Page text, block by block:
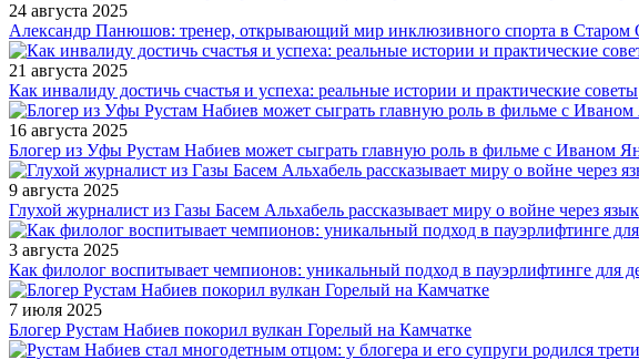
24 августа 2025
Александр Панюшов: тренер, открывающий мир инклюзивного спорта в Старом
21 августа 2025
Как инвалиду достичь счастья и успеха: реальные истории и практические советы
16 августа 2025
Блогер из Уфы Рустам Набиев может сыграть главную роль в фильме с Иваном
9 августа 2025
Глухой журналист из Газы Басем Альхабель рассказывает миру о войне через
3 августа 2025
Как филолог воспитывает чемпионов: уникальный подход в пауэрлифтинге для
7 июля 2025
Блогер Рустам Набиев покорил вулкан Горелый на Камчатке